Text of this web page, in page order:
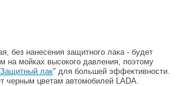
без нанесения защитного лака - будет
на мойках высокого давления, поэтому
Защитный лак" для большей эффективности.
черным цветам автомобилей LADA.